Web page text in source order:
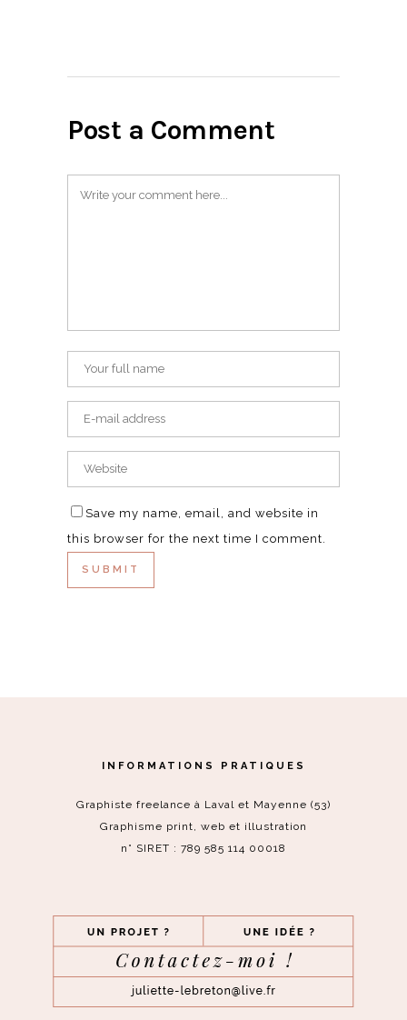
Post a Comment
Save my name, email, and website in
this browser for the next time I comment.
INFORMATIONS PRATIQUES
Graphiste freelance à Laval et Mayenne (53)
Graphisme print, web et illustration
n° SIRET : 789 585 114 00018